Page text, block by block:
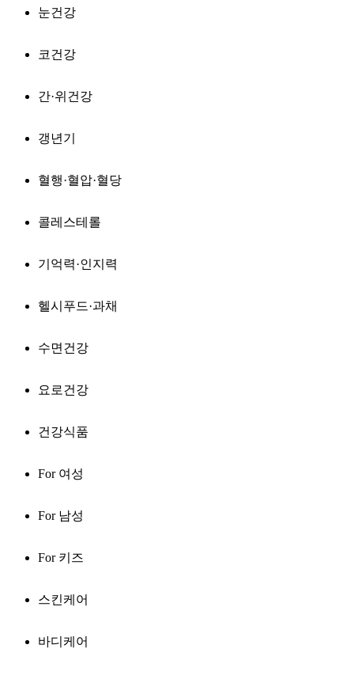
눈건강
코건강
간·위건강
갱년기
혈행·혈압·혈당
콜레스테롤
기억력·인지력
헬시푸드·과채
수면건강
요로건강
건강식품
For 여성
For 남성
For 키즈
스킨케어
바디케어